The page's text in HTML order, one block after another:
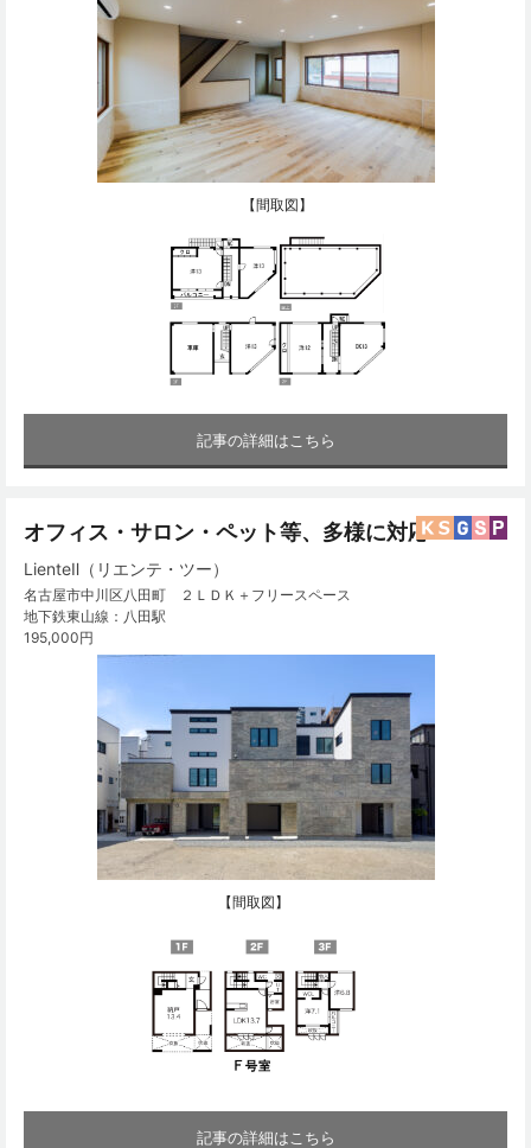
【間取図】
記事の詳細はこちら
オフィス・サロン・ペット等、多様に対応！
LienteⅡ（リエンテ・ツー）
名古屋市中川区八田町 ２ＬＤＫ＋フリースペース
地下鉄東山線：八田駅
195,000円
【間取図】
記事の詳細はこちら